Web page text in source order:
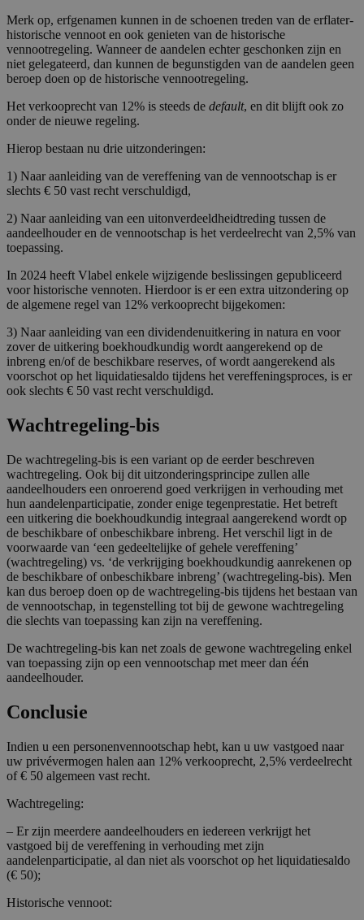
Merk op, erfgenamen kunnen in de schoenen treden van de erflater-
historische vennoot en ook genieten van de historische
vennootregeling. Wanneer de aandelen echter geschonken zijn en
niet gelegateerd, dan kunnen de begunstigden van de aandelen geen
beroep doen op de historische vennootregeling.
Het verkooprecht van 12% is steeds de default, en dit blijft ook zo
onder de nieuwe regeling.
Hierop bestaan nu drie uitzonderingen:
1) Naar aanleiding van de vereffening van de vennootschap is er
slechts € 50 vast recht verschuldigd,
2) Naar aanleiding van een uitonverdeeldheidtreding tussen de
aandeelhouder en de vennootschap is het verdeelrecht van 2,5% van
toepassing.
In 2024 heeft Vlabel enkele wijzigende beslissingen gepubliceerd
voor historische vennoten. Hierdoor is er een extra uitzondering op
de algemene regel van 12% verkooprecht bijgekomen:
3) Naar aanleiding van een dividendenuitkering in natura en voor
zover de uitkering boekhoudkundig wordt aangerekend op de
inbreng en/of de beschikbare reserves, of wordt aangerekend als
voorschot op het liquidatiesaldo tijdens het vereffeningsproces, is er
ook slechts € 50 vast recht verschuldigd.
Wachtregeling-bis
De wachtregeling-bis is een variant op de eerder beschreven
wachtregeling. Ook bij dit uitzonderingsprincipe zullen alle
aandeelhouders een onroerend goed verkrijgen in verhouding met
hun aandelenparticipatie, zonder enige tegenprestatie. Het betreft
een uitkering die boekhoudkundig integraal aangerekend wordt op
de beschikbare of onbeschikbare inbreng. Het verschil ligt in de
voorwaarde van ‘een gedeeltelijke of gehele vereffening’
(wachtregeling) vs. ‘de verkrijging boekhoudkundig aanrekenen op
de beschikbare of onbeschikbare inbreng’ (wachtregeling-bis). Men
kan dus beroep doen op de wachtregeling-bis tijdens het bestaan van
de vennootschap, in tegenstelling tot bij de gewone wachtregeling
die slechts van toepassing kan zijn na vereffening.
De wachtregeling-bis kan net zoals de gewone wachtregeling enkel
van toepassing zijn op een vennootschap met meer dan één
aandeelhouder.
Conclusie
Indien u een personenvennootschap hebt, kan u uw vastgoed naar
uw privévermogen halen aan 12% verkooprecht, 2,5% verdeelrecht
of € 50 algemeen vast recht.
Wachtregeling:
– Er zijn meerdere aandeelhouders en iedereen verkrijgt het
vastgoed bij de vereffening in verhouding met zijn
aandelenparticipatie, al dan niet als voorschot op het liquidatiesaldo
(€ 50);
Historische vennoot: